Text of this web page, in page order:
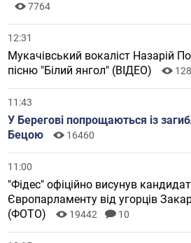
7764
12:31
Мукачівський вокаліст Назарій
пісню "Білий янгол" (ВІДЕО)
11:43
У Берегові попрощаються із
Бецою
16460
11:00
"Фідес" офіційно висунув
Європарламенту від угорців
(ФОТО)
19442 10